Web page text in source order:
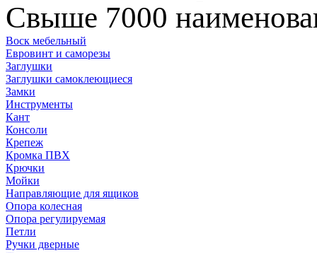
Свыше 7000
Воск мебельный
Евровинт и саморезы
Заглушки
Заглушки самоклеющиеся
Замки
Инструменты
Кант
Консоли
Крепеж
Кромка ПВХ
Крючки
Мойки
Направляющие для ящиков
Опора колесная
Опора регулируемая
Петли
Ручки дверные